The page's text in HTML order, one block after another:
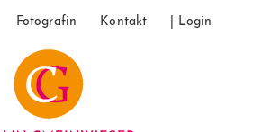
Fotografin Kontakt | Login